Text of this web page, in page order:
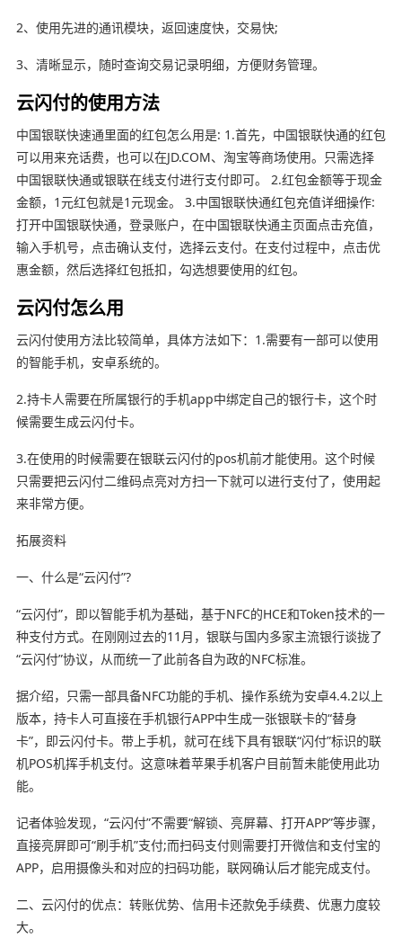
2、使用先进的通讯模块，返回速度快，交易快;
3、清晰显示，随时查询交易记录明细，方便财务管理。
云闪付的使用方法
中国银联快速通里面的红包怎么用是: 1.首先，中国银联快通的红包
可以用来充话费，也可以在JD.COM、淘宝等商场使用。只需选择
中国银联快通或银联在线支付进行支付即可。 2.红包金额等于现金
金额，1元红包就是1元现金。 3.中国银联快通红包充值详细操作:
打开中国银联快通，登录账户，在中国银联快通主页面点击充值，
输入手机号，点击确认支付，选择云支付。在支付过程中，点击优
惠金额，然后选择红包抵扣，勾选想要使用的红包。
云闪付怎么用
云闪付使用方法比较简单，具体方法如下：1.需要有一部可以使用
的智能手机，安卓系统的。
2.持卡人需要在所属银行的手机app中绑定自己的银行卡，这个时
候需要生成云闪付卡。
3.在使用的时候需要在银联云闪付的pos机前才能使用。这个时候
只需要把云闪付二维码点亮对方扫一下就可以进行支付了，使用起
来非常方便。
拓展资料
一、什么是“云闪付”?
“云闪付”，即以智能手机为基础，基于NFC的HCE和Token技术的一
种支付方式。在刚刚过去的11月，银联与国内多家主流银行谈拢了
“云闪付”协议，从而统一了此前各自为政的NFC标准。
据介绍，只需一部具备NFC功能的手机、操作系统为安卓4.4.2以上
版本，持卡人可直接在手机银行APP中生成一张银联卡的“替身
卡”，即云闪付卡。带上手机，就可在线下具有银联“闪付”标识的联
机POS机挥手机支付。这意味着苹果手机客户目前暂未能使用此功
能。
记者体验发现，“云闪付”不需要“解锁、亮屏幕、打开APP”等步骤，
直接亮屏即可“刷手机”支付;而扫码支付则需要打开微信和支付宝的
APP，启用摄像头和对应的扫码功能，联网确认后才能完成支付。
二、云闪付的优点：转账优势、信用卡还款免手续费、优惠力度较
大。